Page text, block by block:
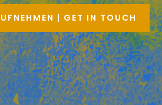
| GET IN TOUCH